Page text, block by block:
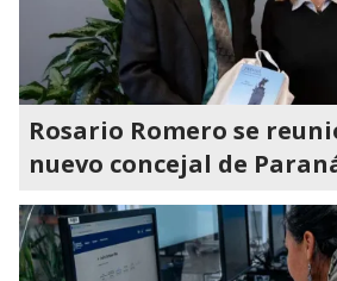
Rosario Romero se
nuevo concejal de